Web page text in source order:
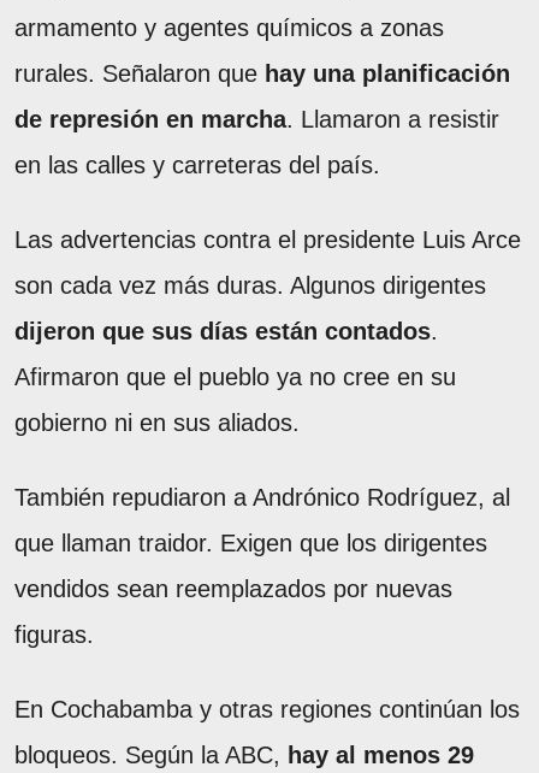
armamento y agentes químicos a zonas
rurales. Señalaron que hay una planificación
de represión en marcha. Llamaron a resistir
en las calles y carreteras del país.
Las advertencias contra el presidente Luis Arce
son cada vez más duras. Algunos dirigentes
dijeron que sus días están contados.
Afirmaron que el pueblo ya no cree en su
gobierno ni en sus aliados.
También repudiaron a Andrónico Rodríguez, al
que llaman traidor. Exigen que los dirigentes
vendidos sean reemplazados por nuevas
figuras.
En Cochabamba y otras regiones continúan los
bloqueos. Según la ABC, hay al menos 29